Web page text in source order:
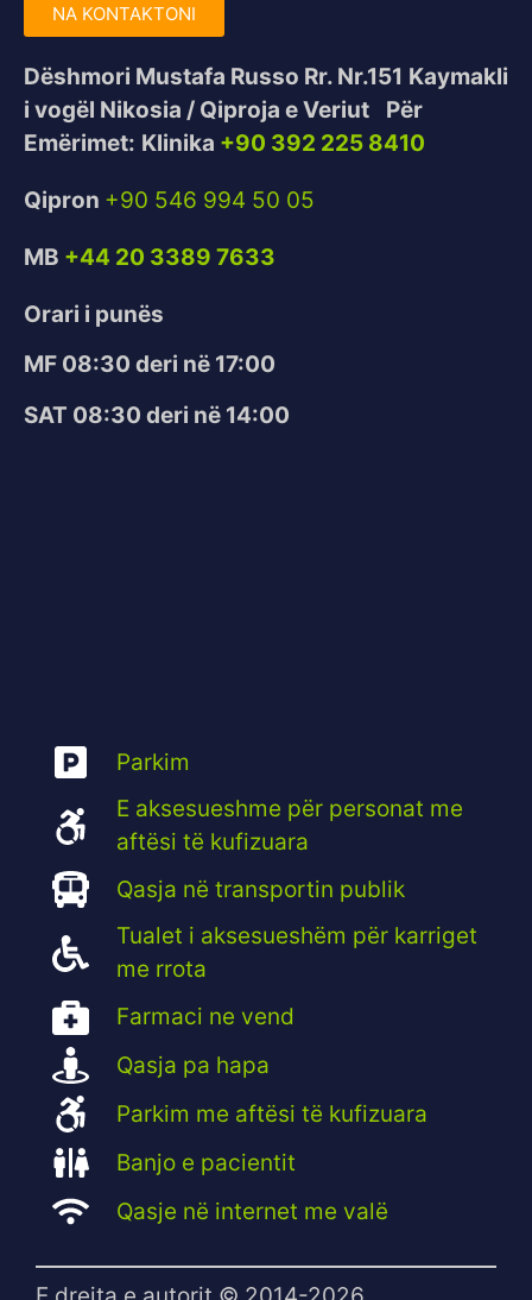
NA KONTAKTONI
Dëshmori Mustafa Russo Rr. Nr.151 Kaymakli
i vogël Nikosia / Qiproja e Veriut
Për
Emërimet: Klinika +90 392 225 8410
Qipron +90 546 994 50 05
MB +44 20 3389 7633
Orari i punës
MF 08:30 deri në 17:00
SAT 08:30 deri në 14:00
Parkim
E aksesueshme për personat me
aftësi të kufizuara
Qasja në transportin publik
Tualet i aksesueshëm për karriget
me rrota
Farmaci ne vend
Qasja pa hapa
Parkim me aftësi të kufizuara
Banjo e pacientit
Qasje në internet me valë